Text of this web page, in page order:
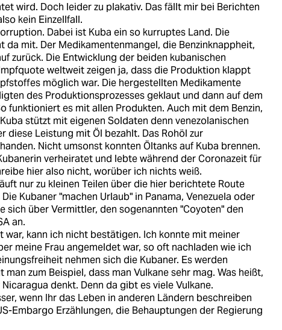
wird. Doch leider zu plakativ. Das fällt mir bei Berichten
kein Einzellfall.
Dabei ist Kuba ein so kurruptes Land. Die
da mit. Der Medikamentenmangel, die Benzinknappheit,
zurück. Die Entwicklung der beiden kubanischen
weltweit zeigen ja, dass die Produktion klappt
möglich war. Die hergestellten Medikamente
des Produktionsprozesses geklaut und dann auf dem
funktioniert es mit allen Produkten. Auch mit dem Benzin,
stützt mit eigenen Soldaten denn venezolanischen
diese Leistung mit Öl bezahlt. Das Rohöl zur
Nicht umsonst konnten Öltanks auf Kuba brennen.
verheiratet und lebte während der Coronazeit für
hier also nicht, worüber ich nichts weiß.
nur zu kleinen Teilen über die hier berichtete Route
Kubaner "machen Urlaub" in Panama, Venezuela oder
sich über Vermittler, den sogenannten "Coyoten" den
an.
war, kann ich nicht bestätigen. Ich konnte mit meiner
meine Frau angemeldet war, so oft nachladen wie ich
nehmen sich die Kubaner. Es werden
zum Beispiel, dass man Vulkane sehr mag. Was heißt,
denkt. Denn da gibt es viele Vulkane.
wenn Ihr das Leben in anderen Ländern beschreiben
Embargo Erzählungen, die Behauptungen der Regierung